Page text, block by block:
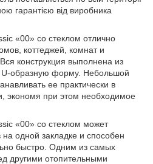
гарантією від виробника
«00» со стеклом отлично
коттеджей, комнат и
конструкция выполнена из
U-образную форму. Небольшой
ее практически в
при этом необходимое
«00» со стеклом может
одной закладке и способен
быстро. Одним из самых
другими отопительными